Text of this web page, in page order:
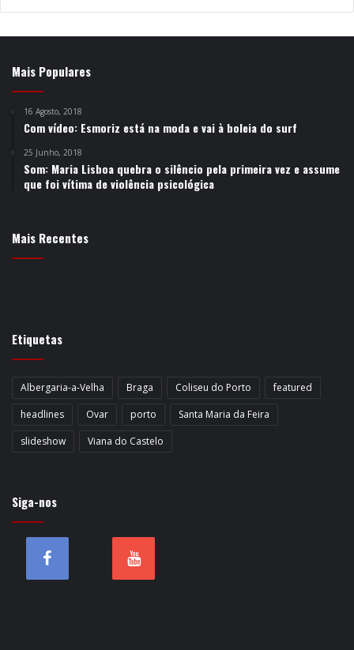
Mais Populares
16 Agosto, 2018
Com vídeo: Esmoriz está na moda e vai à boleia do surf
25 Junho, 2018
Som: Maria Lisboa quebra o silêncio pela primeira vez e assume
que foi vítima de violência psicológica
Mais Recentes
Etiquetas
Albergaria-a-Velha Braga Coliseu do Porto
featured
headlines
Ovar porto
Santa Maria da Feira
slideshow
Viana do Castelo
Siga-nos